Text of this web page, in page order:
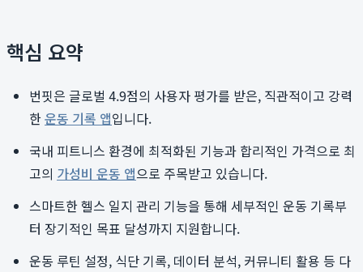
핵심 요약
번핏은 글로벌 4.9점의 사용자 평가를 받은, 직관적이고 강력
한운동 기록 앱입니다.
국내 피트니스 환경에 최적화된 기능과 합리적인 가격으로 최
고의 가성비 운동 앱으로 주목받고 있습니다.
스마트한 헬스 일지 관리 기능을 통해 세부적인 운동 기록부
터 장기적인 목표 달성까지 지원합니다.
운동 루틴 설정, 식단 기록, 데이터 분석, 커뮤니티 활용 등 다